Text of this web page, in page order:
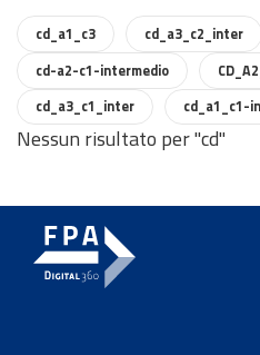
Tag correlati:
cd_a1_c3 cd_a3_c2_inter
cd-a2-c1-intermedio
cd_a3_c1_inter
cd_a1_c1-
Nessun risultato per "cd"